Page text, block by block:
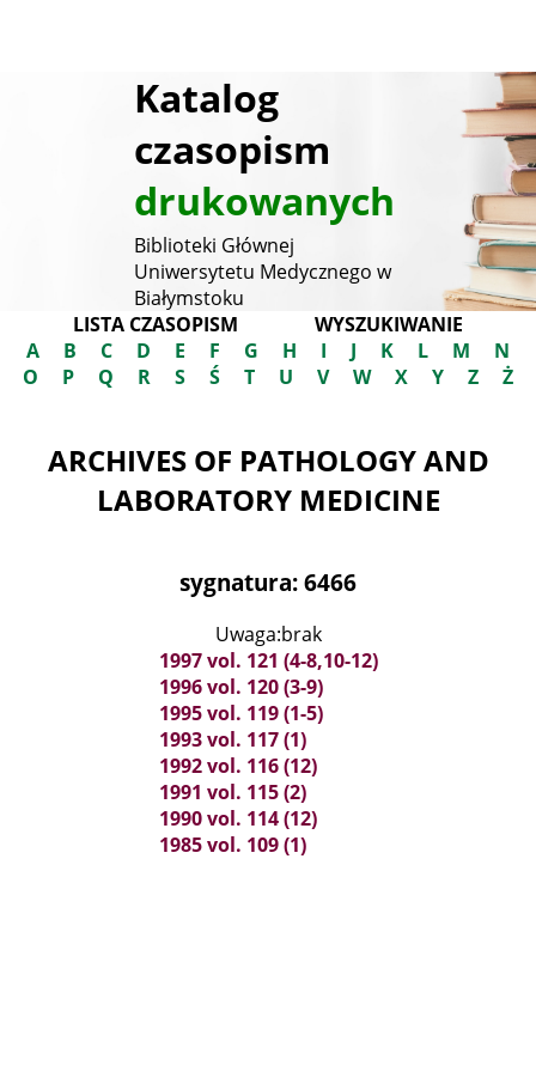
Katalog
czasopism
drukowanych
Biblioteki Głównej
Uniwersytetu Medycznego w
Białymstoku
LISTA CZASOPISM
WYSZUKIWANIE
A
B C D E F G H I J K L M
N
O
P Q R S Ś T U V W X Y Z Ż
ARCHIVES OF PATHOLOGY AND
LABORATORY MEDICINE
sygnatura: 6466
Uwaga:brak
1997 vol. 121 (4-8,10-12)
1996 vol. 120 (3-9)
1995 vol. 119 (1-5)
1993 vol. 117 (1)
1992 vol. 116 (12)
1991 vol. 115 (2)
1990 vol. 114 (12)
1985 vol. 109 (1)